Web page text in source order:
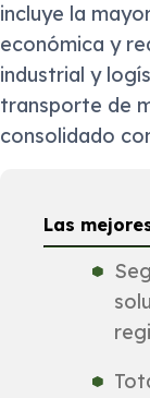
incluye la
económica y
industrial y
transporte de
consolidado
Las